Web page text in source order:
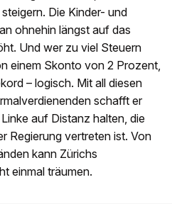
Die Kinder- und
ohnehin längst auf das
Und wer zu viel Steuern
einem Skonto von 2 Prozent,
– logisch. Mit all diesen
schafft er
auf Distanz halten, die
Regierung vertreten ist. Von
kann Zürichs
einmal träumen.